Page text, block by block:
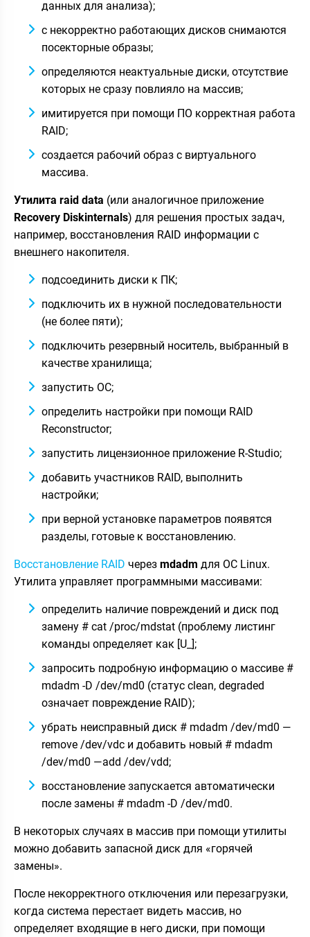
данных для анализа);
с некорректно работающих дисков снимаются
посекторные образы;
определяются неактуальные диски, отсутствие
которых не сразу повлияло на массив;
имитируется при помощи ПО корректная работа
RAID;
создается рабочий образ с виртуального
массива.
Утилита raid data (или аналогичное приложение
Recovery Diskinternals) для решения простых задач,
например, восстановления RAID информации с
внешнего накопителя.
подсоединить диски к ПК;
подключить их в нужной последовательности
(не более пяти);
подключить резервный носитель, выбранный в
качестве хранилища;
запустить ОС;
определить настройки при помощи RAID
Reconstructor;
запустить лицензионное приложение R-Studio;
добавить участников RAID, выполнить
настройки;
при верной установке параметров появятся
разделы, готовые к восстановлению.
Восстановление RAID через mdadm для ОС Linux.
Утилита управляет программными массивами:
определить наличие повреждений и диск под
замену # cat /proc/mdstat (проблему листинг
команды определяет как [U_];
запросить подробную информацию о массиве #
mdadm -D /dev/md0 (статус clean, degraded
означает повреждение RAID);
убрать неисправный диск # mdadm /dev/md0 —
remove /dev/vdc и добавить новый # mdadm
/dev/md0 —add /dev/vdd;
восстановление запускается автоматически
после замены # mdadm -D /dev/md0.
В некоторых случаях в массив при помощи утилиты
можно добавить запасной диск для «горячей
замены».
После некорректного отключения или перезагрузки,
когда система перестает видеть массив, но
определяет входящие в него диски, при помощи